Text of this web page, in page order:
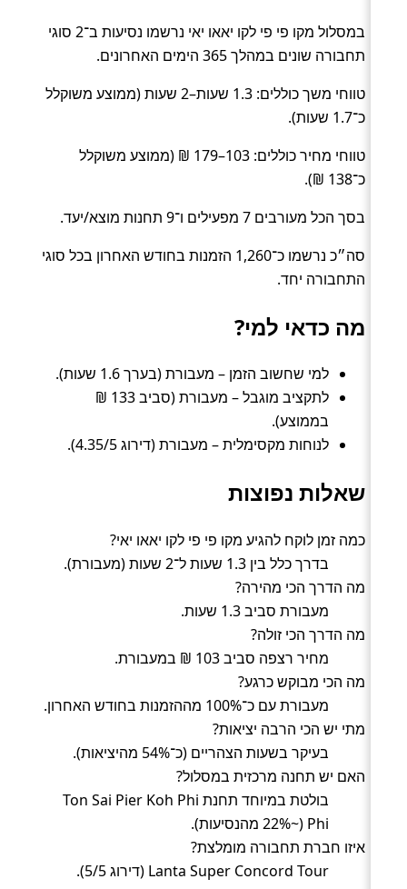
במסלול מקו פי פי לקו יאאו יאי נרשמו נסיעות ב־2 סוגי
תחבורה שונים במהלך 365 הימים האחרונים.
טווחי משך כוללים: 1.3 שעות–2 שעות (ממוצע משוקלל
כ־1.7 שעות).
טווחי מחיר כוללים: 103–179 ₪ (ממוצע משוקלל
כ־138 ₪).
בסך הכל מעורבים 7 מפעילים ו־9 תחנות מוצא/יעד.
סה״כ נרשמו כ־1,260 הזמנות בחודש האחרון בכל סוגי
התחבורה יחד.
מה כדאי למי?
למי שחשוב הזמן – מעבורת (בערך 1.6 שעות).
לתקציב מוגבל – מעבורת (סביב 133 ₪
בממוצע).
לנוחות מקסימלית – מעבורת (דירוג 4.35/5).
שאלות נפוצות
כמה זמן לוקח להגיע מקו פי פי לקו יאאו יאי?
בדרך כלל בין 1.3 שעות ל־2 שעות (מעבורת).
מה הדרך הכי מהירה?
מעבורת סביב 1.3 שעות.
מה הדרך הכי זולה?
מחיר רצפה סביב 103 ₪ במעבורת.
מה הכי מבוקש כרגע?
מעבורת עם כ־100% מההזמנות בחודש האחרון.
מתי יש הכי הרבה יציאות?
בעיקר בשעות הצהריים (כ־54% מהיציאות).
האם יש תחנה מרכזית במסלול?
בולטת במיוחד תחנת Ton Sai Pier Koh Phi
Phi (~22% מהנסיעות).
איזו חברת תחבורה מומלצת?
Lanta Super Concord Tour (דירוג 5/5).